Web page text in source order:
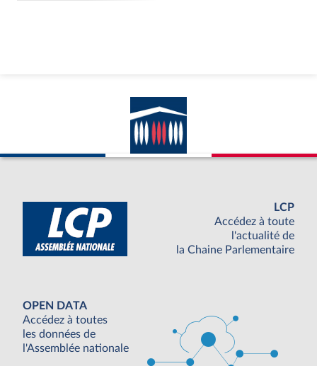
LCP
Accédez à toute
l'actualité de
la Chaine Parlementaire
OPEN DATA
Accédez à toutes
les données de
l'Assemblée nationale